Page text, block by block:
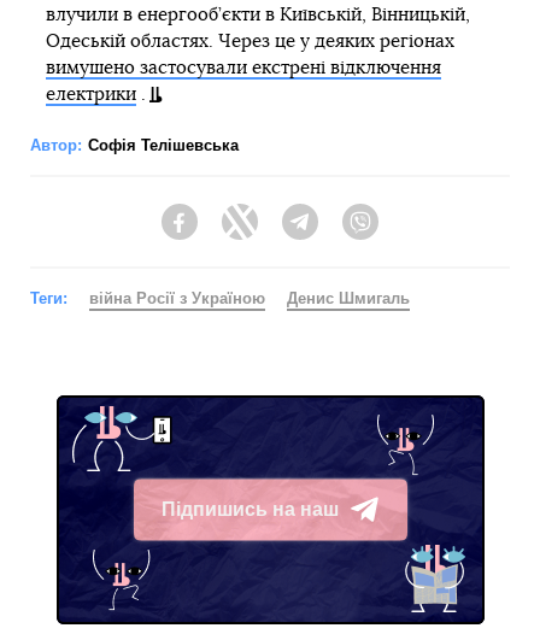
влучили в енергооб’єкти в Київській, Вінницькій,
Одеській областях. Через це у деяких регіонах
вимушено застосували екстрені відключення
електрики.
Автор: Софія Телішевська
FacebookTwitter Telegram
Теги: війна Росії з Україною Денис Шмигаль
Підпишись на наш
Telegram